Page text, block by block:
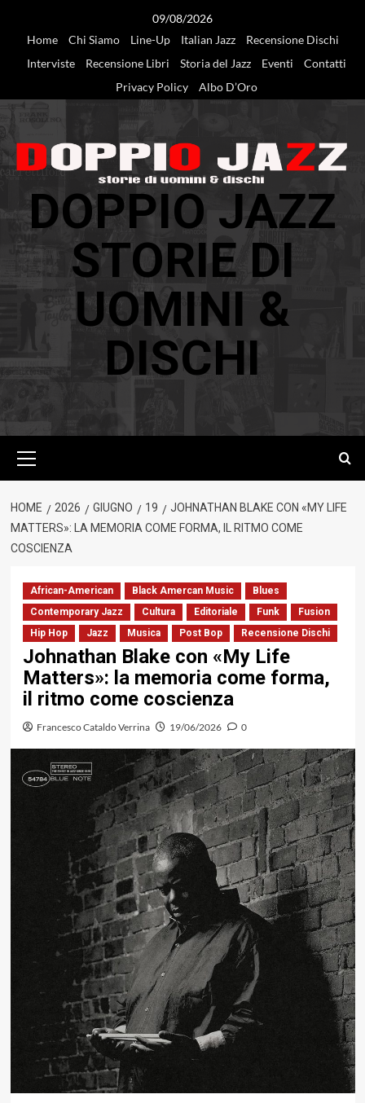
09/08/2026
Home
Chi Siamo Line-Up Italian Jazz
Recensione Dischi
Interviste
Recensione Libri Storia del Jazz Eventi
Contatti
Privacy Policy
Albo D’Oro
DOPPIO JAZZ
STORIE DI
UOMINI &
DISCHI
principale
HOME 2026 GIUGNO 19
JOHNATHAN BLAKE CON «MY LIFE
MATTERS»: LA MEMORIA COME FORMA, IL RITMO COME
COSCIENZA
African-American Black Amercan Music
Blues
Contemporary Jazz
Cultura Editoriale Funk
Fusion
Hip Hop
Jazz Musica Post Bop Recensione Dischi
Johnathan Blake con «My Life
Matters»: la memoria come forma,
il ritmo come coscienza
Francesco Cataldo Verrina 19/06/2026 0